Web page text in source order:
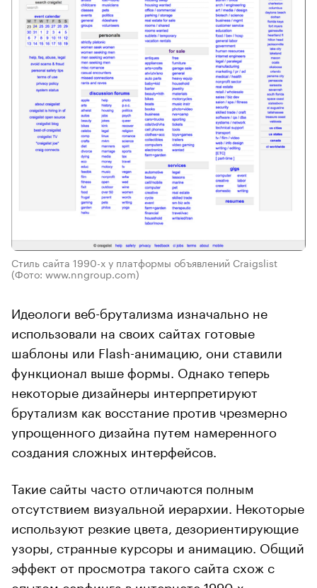
Стиль сайта 1990-х у платформы объявлений Сraigslist
(Фото: www.nngroup.com)
Идеологи веб-брутализма изначально не
использовали на своих сайтах готовые
шаблоны или Flash-анимацию, они ставили
функционал выше формы. Однако теперь
некоторые дизайнеры интерпретируют
брутализм как восстание против чрезмерно
упрощенного дизайна путем намеренного
создания сложных интерфейсов.
Такие сайты часто отличаются полным
отсутствием визуальной иерархии. Некоторые
используют резкие цвета, дезориентирующие
узоры, странные курсоры и анимацию. Общий
эффект от просмотра такого сайта схож с